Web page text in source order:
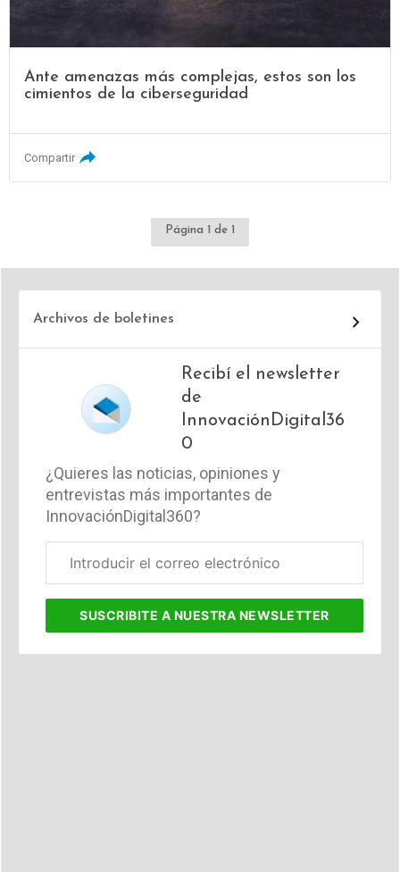
Ante amenazas más complejas, estos son los
cimientos de la ciberseguridad
Compartir
Página 1 de 1
Archivos de boletines
Recibí el newsletter
de
InnovaciónDigital36
0
¿Quieres las noticias, opiniones y
entrevistas más importantes de
InnovaciónDigital360?
electrónico
SUSCRIBITE A NUESTRA NEWSLETTER